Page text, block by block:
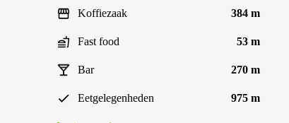
Koffiezaak 384 m
Fast food 53 m
Bar 270 m
Eetgelegenheden 975 m